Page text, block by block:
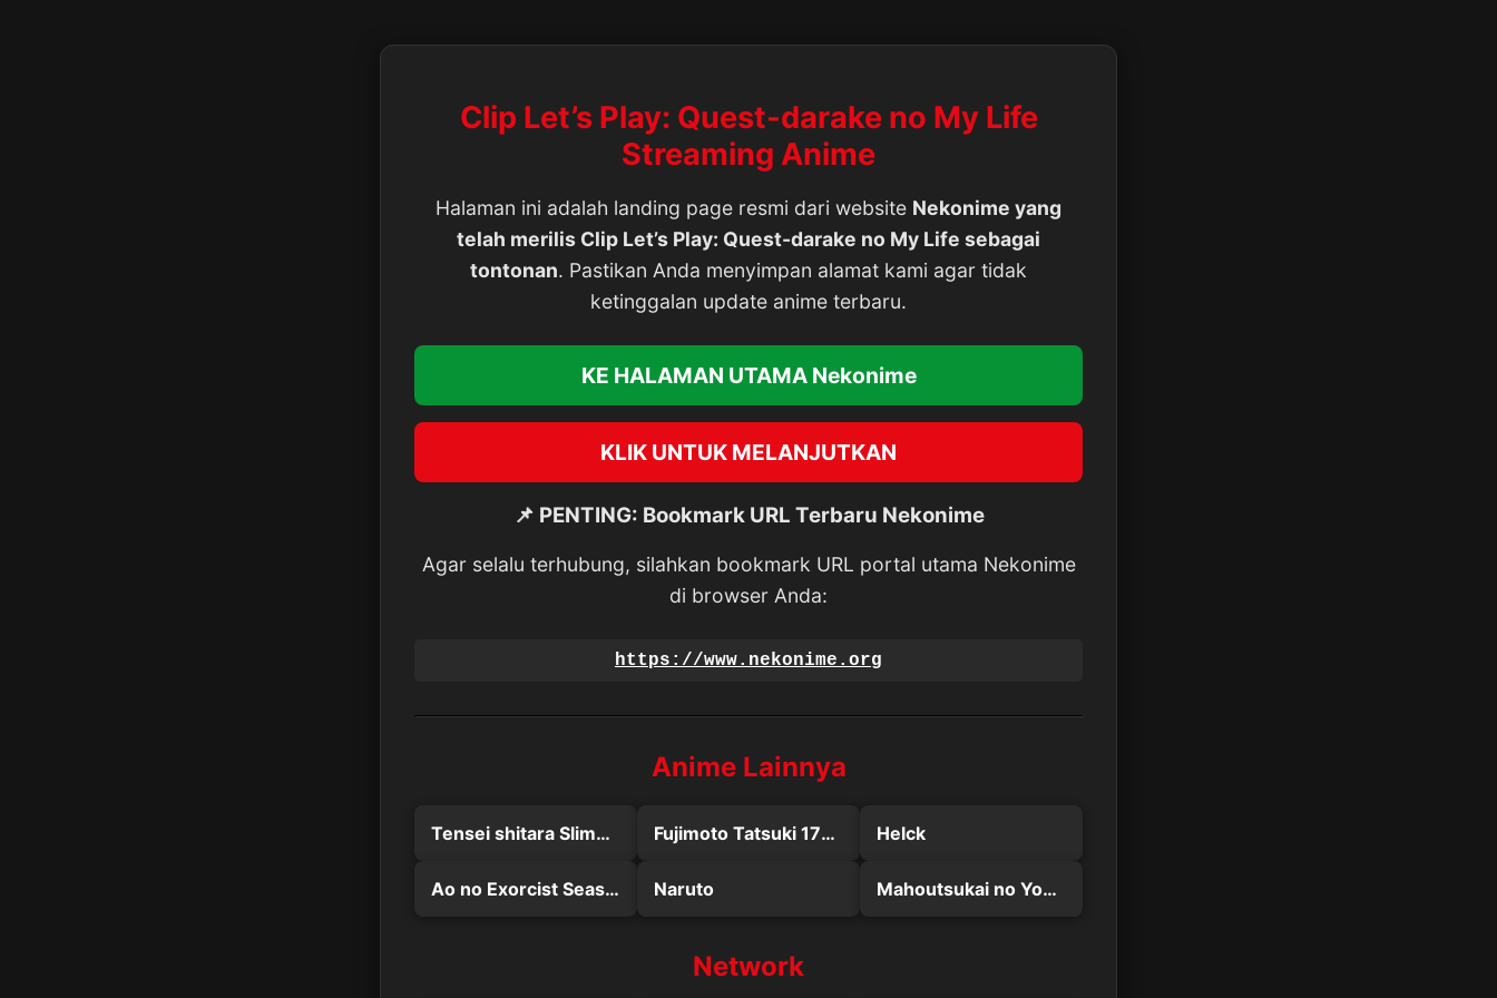
Clip Let’s Play: Quest-darake no My Life
Streaming Anime
Halaman ini adalah landing page resmi dari website Nekonime yang
telah merilis Clip Let’s Play: Quest-darake no My Life sebagai
tontonan. Pastikan Anda menyimpan alamat kami agar tidak
ketinggalan update anime terbaru.
KE HALAMAN UTAMA Nekonime
KLIK UNTUK MELANJUTKAN
📌 PENTING: Bookmark URL Terbaru Nekonime
Agar selalu terhubung, silahkan bookmark URL portal utama Nekonime
di browser Anda:
https://www.nekonime.org
Anime Lainnya
Tensei shitara Slime Datta Ken 2nd Season: Kanwa – Veldora Nikki 2 Fujimoto Tatsuki 17-26 Helck
Ao no Exorcist Season 2: Kyoto Fujouou-hen Naruto Mahoutsukai no Yome Season 2 Part 2
Network